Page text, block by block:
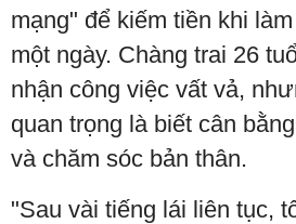
mạng" để kiếm tiền khi
một ngày. Chàng trai 26
nhận công việc vất vả,
quan trọng là biết cân
và chăm sóc bản thân.
"Sau vài tiếng lái liên tục,